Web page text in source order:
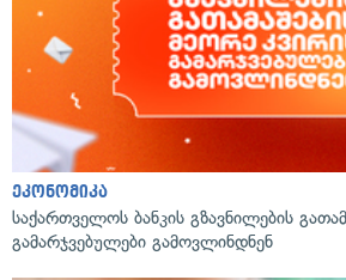
ეკონომიკა
საქართველოს ბანკის გზავნილების
გამარჯვებულები გამოვლინდნენ